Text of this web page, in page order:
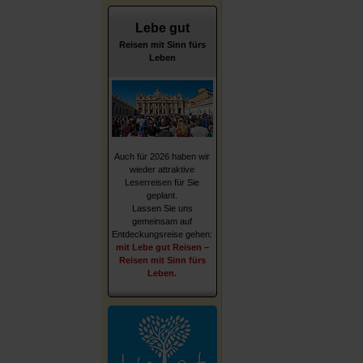
Lebe gut
Reisen mit Sinn fürs
Leben
Auch für 2026 haben wir
wieder attraktive
Leserreisen für Sie
geplant.
Lassen Sie uns
gemeinsam auf
Entdeckungsreise gehen:
mit Lebe gut Reisen –
Reisen mit Sinn fürs
Leben.